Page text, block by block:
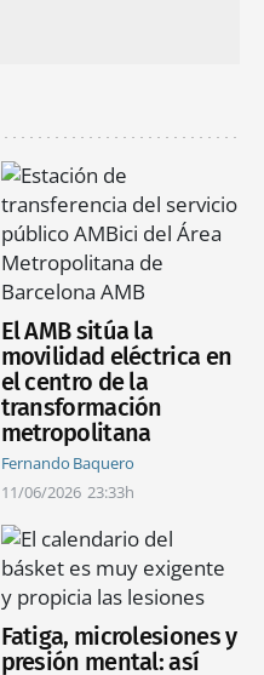
El AMB sitúa la
movilidad eléctrica en
el centro de la
transformación
metropolitana
Fernando Baquero
11/06/2026 23:33h
Fatiga, microlesiones y
presión mental: así